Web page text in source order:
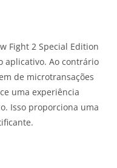
Fight 2 Special Edition
aplicativo. Ao contrário
de microtransações
uma experiência
Isso proporciona uma